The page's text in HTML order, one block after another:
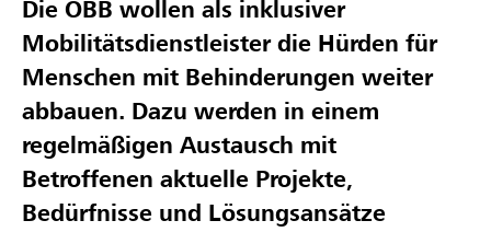
Die ÖBB wollen als inklusiver
Mobilitätsdienstleister die Hürden für
Menschen mit Behinderungen weiter
abbauen. Dazu werden in einem
regelmäßigen Austausch mit
Betroffenen aktuelle Projekte,
Bedürfnisse und Lösungsansätze